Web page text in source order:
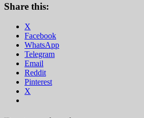
Share this:
X
Facebook
WhatsApp
Telegram
Email
Reddit
Pinterest
X